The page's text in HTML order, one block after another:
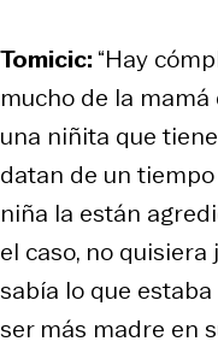
Tomicic:“Hay
mucho de la
una niñita que
datan de un
niña la están
el caso, no
sabía lo que
ser más madre en